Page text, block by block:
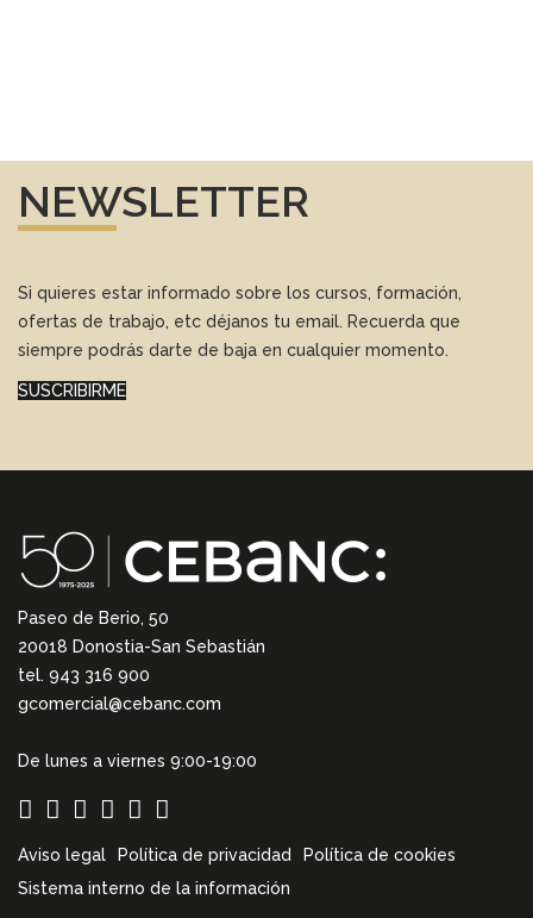
NEWSLETTER
Si quieres estar informado sobre los cursos, formación,
ofertas de trabajo, etc déjanos tu email. Recuerda que
siempre podrás darte de baja en cualquier momento.
SUSCRIBIRME
Paseo de Berio, 50
20018 Donostia-San Sebastián
tel. 943 316 900
gcomercial@cebanc.com
De lunes a viernes 9:00-19:00
Aviso legal Política de privacidad
Política de cookies
Sistema interno de la información